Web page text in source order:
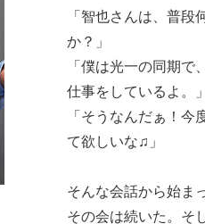
「智也さんは、普
か？」
「僕は光一の同期
仕事をしているよ。」
「そうなんだぁ！今
て欲しいな♫」
そんな会話から始ま
その会は続いた。そ